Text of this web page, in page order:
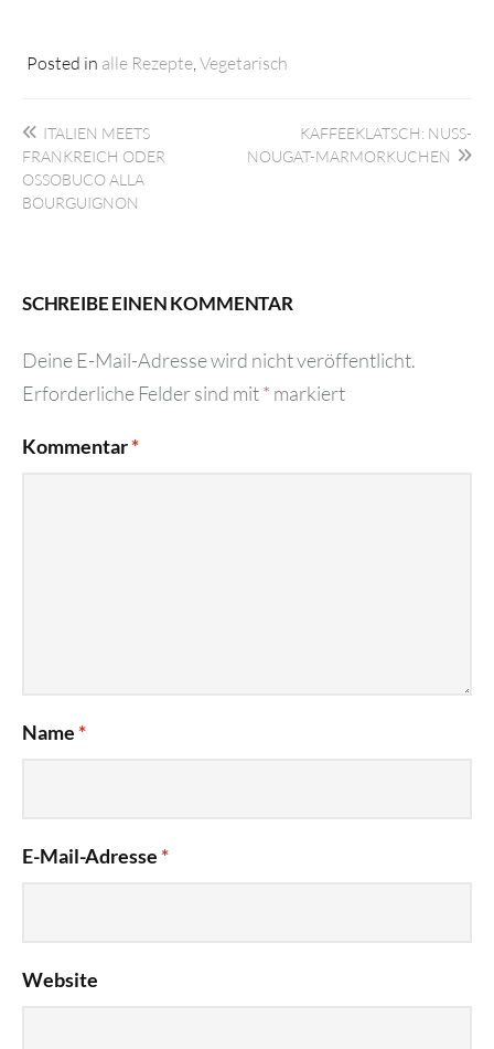
Posted in alle Rezepte Vegetarisch
Beitragsnavigation
ITALIEN MEETS
FRANKREICH ODER
OSSOBUCO ALLA
BOURGUIGNON
KAFFEEKLATSCH: NUSS-
NOUGAT-MARMORKUCHEN
SCHREIBE EINEN KOMMENTAR
Deine E-Mail-Adresse wird nicht veröffentlicht.
Erforderliche Felder sind mit* markiert
Kommentar*
Name *
E-Mail-Adresse *
Website